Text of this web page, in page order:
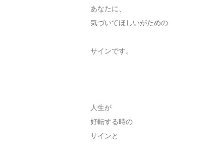
あなたに、
気づいてほしいがための
サインです。
人生が
好転する時の
サインと